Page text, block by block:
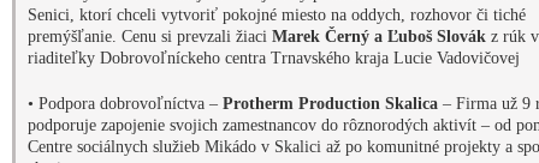
odovzdala Dagmar Kurincová, minuloročná ocenená v kategórii dlhodobá
dobrovoľnícka pomoc.